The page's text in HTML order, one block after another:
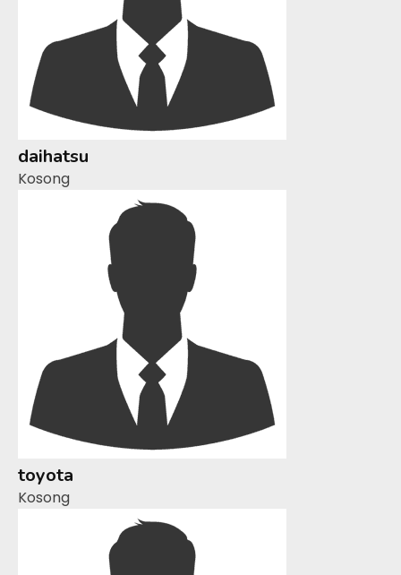
daihatsu
Kosong
toyota
Kosong